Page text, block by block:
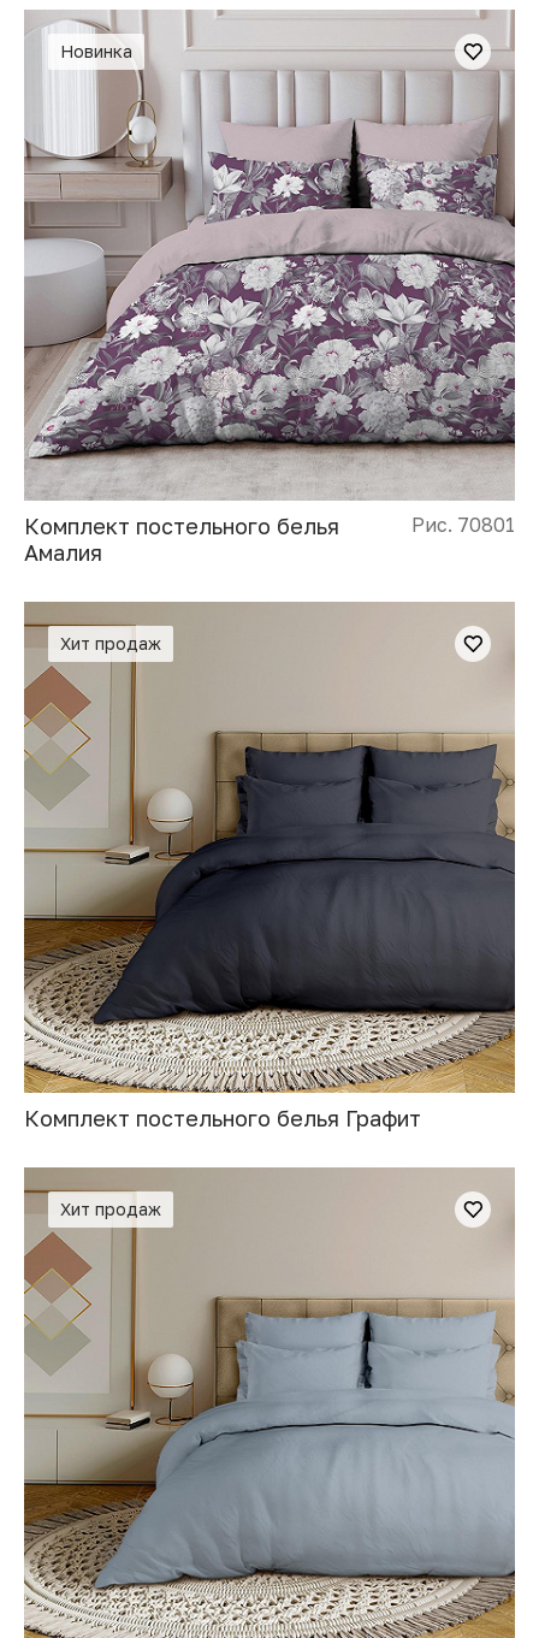
Новинка
Комплект постельного белья
Амалия
Рис. 70801
Хит продаж
Комплект постельного белья Графит
Хит продаж